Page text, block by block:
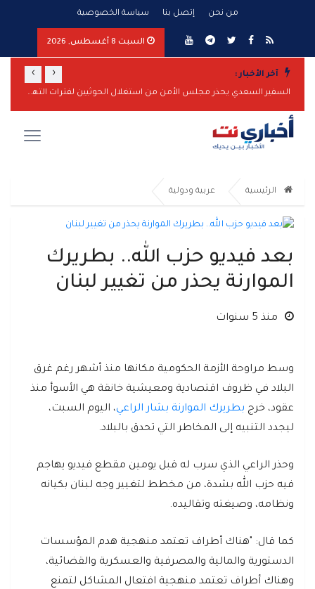
من نحن إتصل بنا سياسة الخصوصية
السبت 8 أغسطس, 2026
آخر الأخبار :
السفير السعدي يحذر مجلس الأمن من استغلال الحوثيين لفترات التهدئة لتعزيز قدراتهم
‹
›
الرئيسية عربية ودولية
بعد فيديو حزب الله.. بطريرك
الموارنة يحذر من تغيير لبنان
منذ 5 سنوات
وسط مراوحة الأزمة الحكومية مكانها منذ أشهر رغم غرق
البلاد في ظروف اقتصادية ومعيشية خانقة هي الأسوأ منذ
عقود، خرج بطريرك الموارنة بشار الراعي، اليوم السبت،
ليجدد التنبيه إلى المخاطر التي تحدق بالبلاد.
وحذر الراعي الذي سرب له قبل يومين مقطع فيديو يهاجم
فيه حزب الله بشدة، من مخطط لتغيير وجه لبنان بكيانه
ونظامه، وصيغته وتقاليده.
كما قال: "هناك أطراف تعتمد منهجية هدم المؤسسات
الدستورية والمالية والمصرفية والعسكرية والقضائية،
وهناك أطراف تعتمد منهجية افتعال المشاكل لتمنع